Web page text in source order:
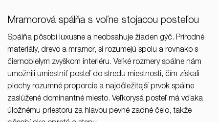
Mramorová spálňa s voľne stojacou posteľou
Spálňa pôsobí luxusne a neobsahuje žiaden gýč. Prírodné
materiály, drevo a mramor, si rozumejú spolu a rovnako s
čiernobielym zvyškom interiéru. Veľké rozmery spálne nám
umožnili umiestniť posteľ do stredu miestnosti, čím získali
plochy rozumné proporcie a najdôležitejší prvok spálne
zaslúžené dominantné miesto. Veľkorysá posteľ má vďaka
úložnému priestoru za hlavou pevné zadné čelo, takže